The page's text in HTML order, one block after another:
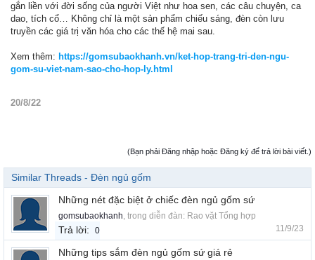
gắn liền với đời sống của người Việt như hoa sen, các câu chuyện, ca
dao, tích cổ… Không chỉ là một sản phẩm chiếu sáng, đèn còn lưu
truyền các giá trị văn hóa cho các thế hệ mai sau.
Xem thêm: https://gomsubaokhanh.vn/ket-hop-trang-tri-den-ngu-
gom-su-viet-nam-sao-cho-hop-ly.html
20/8/22
(Bạn phải Đăng nhập hoặc Đăng ký để trả lời bài viết.)
Similar Threads - Đèn ngủ gốm
Những nét đặc biệt ở chiếc đèn ngủ gốm sứ
gomsubaokhanh, trong diễn đàn: Rao vặt Tổng hợp
Trả lời: 0 11/9/23
Những tips sắm đèn ngủ gốm sứ giá rẻ